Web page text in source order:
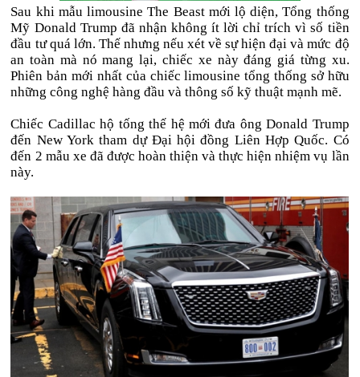
Sau khi mẫu limousine The Beast mới lộ diện, Tổng thống
Mỹ Donald Trump đã nhận không ít lời chỉ trích vì số tiền
đầu tư quá lớn. Thế nhưng nếu xét về sự hiện đại và mức độ
an toàn mà nó mang lại, chiếc xe này đáng giá từng xu.
Phiên bản mới nhất của chiếc limousine tổng thống sở hữu
những công nghệ hàng đầu và thông số kỹ thuật mạnh mẽ.
Chiếc Cadillac hộ tống thế hệ mới đưa ông Donald Trump
đến New York tham dự Đại hội đồng Liên Hợp Quốc. Có
đến 2 mẫu xe đã được hoàn thiện và thực hiện nhiệm vụ lần
này.